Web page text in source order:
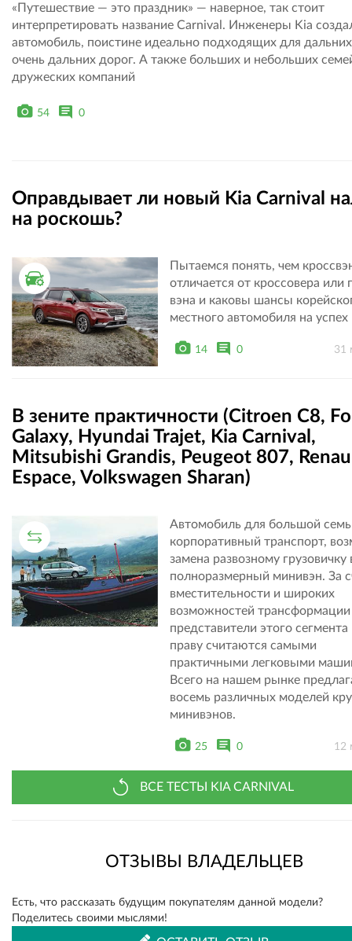
«Путешествие — это праздник» — наверное, так стоит
интерпретировать название Carnival. Инженеры Kia
автомобиль, поистине идеально подходящих для
очень дальних дорог. А также больших и небольших
дружеских компаний
54 0
Оправдывает ли новый Kia Carnival
на роскошь?
ТЕСТ ДРАЙВ
Пытаемся понять, чем
отличается от кроссовера или
вэна и каковы шансы
местного автомобиля на успех
14 0 31
В зените практичности (Citroen C8,
Galaxy, Hyundai Trajet, Kia Carnival,
Mitsubishi Grandis, Peugeot 807,
Espace, Volkswagen Sharan)
СРАВНИТЕЛЬНЫЙ ТЕСТ
Автомобиль для большой
корпоративный транспорт,
замена развозному грузовичку
полноразмерный минивэн. За
вместительности и широких
возможностей трансформации
представители этого сегмента
праву считаются самыми
практичными легковыми
Всего на нашем рынке
восемь различных моделей
минивэнов.
25 0 12
ВСЕ ТЕСТЫ KIA CARNIVAL
ОТЗЫВЫ ВЛАДЕЛЬЦЕВ
Есть, что рассказать будущим покупателям данной модели?
Поделитесь своими мыслями!